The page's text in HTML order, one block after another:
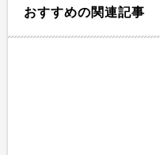
おすすめの関連記事